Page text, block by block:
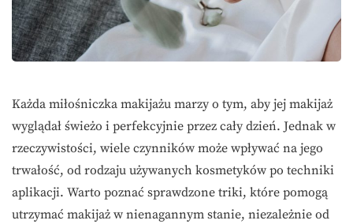
Każda miłośniczka makijażu marzy o tym, aby jej makijaż
wyglądał świeżo i perfekcyjnie przez cały dzień. Jednak w
rzeczywistości, wiele czynników może wpływać na jego
trwałość, od rodzaju używanych kosmetyków po techniki
aplikacji. Warto poznać sprawdzone triki, które pomogą
utrzymać makijaż w nienagannym stanie, niezależnie od